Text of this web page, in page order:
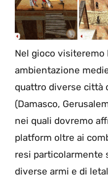
Nel gioco
ambientazione
quattro diverse città
(Damasco,
nei quali dovremo
platform oltre ai
resi particolarmente
diverse armi e di